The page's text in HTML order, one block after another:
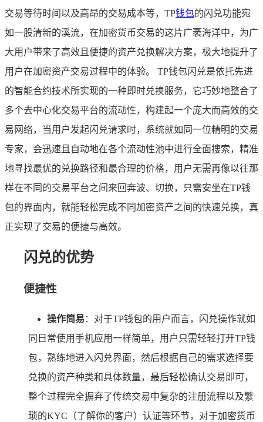
交易等待时间以及高昂的交易成本等，TP钱包的闪兑功能宛
如一股清新的溪流，在加密货币交易的这片广袤海洋中，为广
大用户带来了高效且便捷的资产兑换解决方案，极大地提升了
用户在加密资产交易过程中的体验。 TP钱包闪兑是依托先进
的智能合约技术所实现的一种即时兑换服务，它巧妙地整合了
多个去中心化交易平台的流动性，构建起一个庞大而高效的交
易网络，当用户发起闪兑请求时，系统就如同一位精明的交易
专家，会迅速且自动地在各个流动性池中进行全面搜索，精准
地寻找最优的兑换路径和最合理的价格，用户无需再像以往那
样在不同的交易平台之间来回奔波、切换，只需安坐在TP钱
包的界面内，就能轻松完成不同加密资产之间的快速兑换，真
正实现了交易的便捷与高效。
闪兑的优势
便捷性
操作简易 ：对于TP钱包的用户而言，闪兑操作就如
同日常使用手机应用一样简单，用户只需轻轻打开TP钱
包，熟练地进入闪兑界面，然后根据自己的需求选择要
兑换的资产种类和具体数量，最后轻松确认交易即可，
整个过程完全摒弃了传统交易中复杂的注册流程以及繁
琐的KYC（了解你的客户）认证等环节，对于加密货币